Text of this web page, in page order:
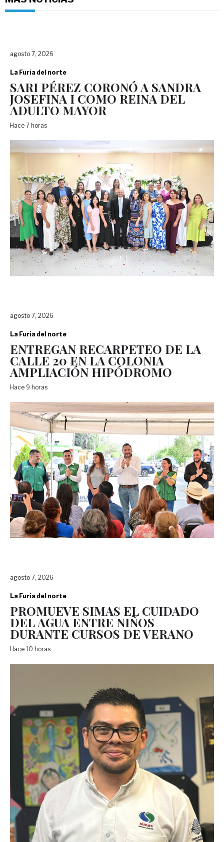
agosto 7, 2026
La Furia del norte
SARI PÉREZ CORONÓ A SANDRA
JOSEFINA I COMO REINA DEL
ADULTO MAYOR
Hace 7 horas
agosto 7, 2026
La Furia del norte
ENTREGAN RECARPETEO DE LA
CALLE 20 EN LA COLONIA
AMPLIACIÓN HIPÓDROMO
Hace 9 horas
agosto 7, 2026
La Furia del norte
PROMUEVE SIMAS EL CUIDADO
DEL AGUA ENTRE NIÑOS
DURANTE CURSOS DE VERANO
Hace 10 horas